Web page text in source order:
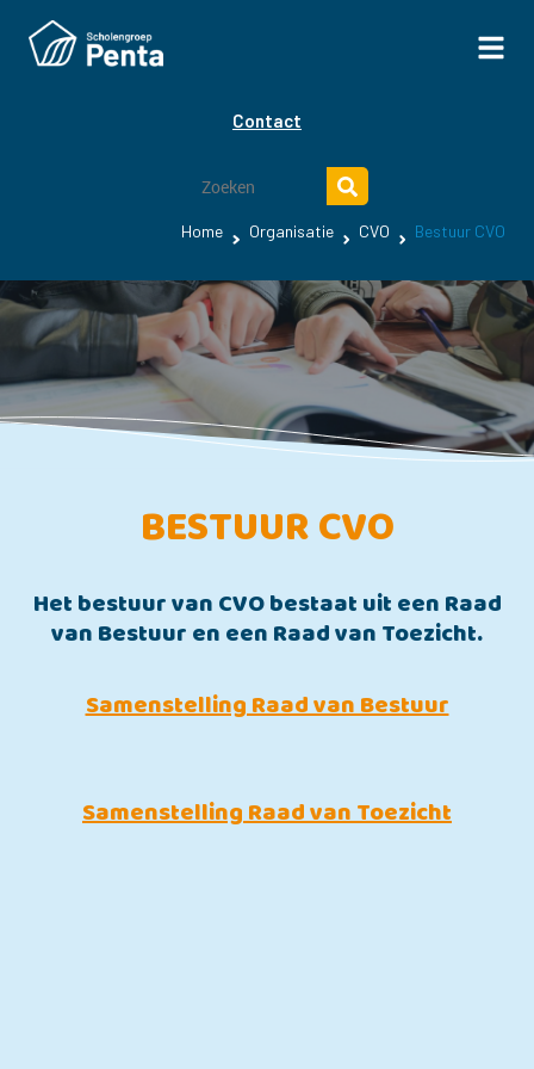
Contact
Home Organisatie CVO Bestuur CVO
BESTUUR CVO
Het bestuur van CVO bestaat uit een Raad
van Bestuur en een Raad van Toezicht.
Samenstelling Raad van Bestuur
Samenstelling Raad van Toezicht